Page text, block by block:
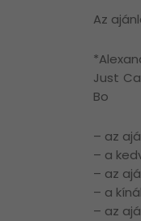
Az
Just
Bo
– az
– a
– az
– a
– az